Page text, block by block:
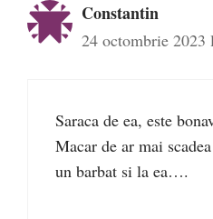
Constantin
24 octombrie 2023
Saraca de ea, este
Macar de ar mai
un barbat si la ea….